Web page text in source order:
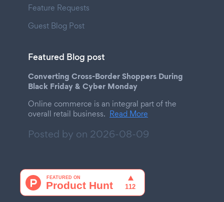
Feature Requests
Guest Blog Post
Featured Blog post
Converting Cross-Border Shoppers During
Black Friday & Cyber Monday
Online commerce is an integral part of the
overall retail business. Read More
Posted by on 2026-08-09